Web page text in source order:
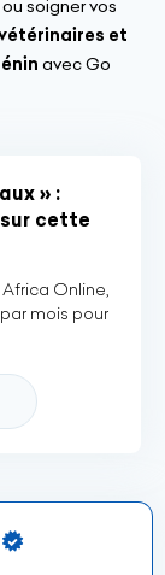
soigner vos
et
avec Go
» :
cette
Online,
mois pour